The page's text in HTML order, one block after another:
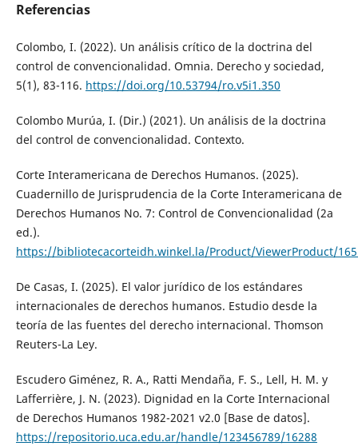
Referencias
Colombo, I. (2022). Un análisis crítico de la doctrina del
control de convencionalidad. Omnia. Derecho y sociedad,
5(1), 83-116. https://doi.org/10.53794/ro.v5i1.350
Colombo Murúa, I. (Dir.) (2021). Un análisis de la doctrina
del control de convencionalidad. Contexto.
Corte Interamericana de Derechos Humanos. (2025).
Cuadernillo de Jurisprudencia de la Corte Interamericana de
Derechos Humanos No. 7: Control de Convencionalidad (2a
ed.).
https://bibliotecacorteidh.winkel.la/Product/ViewerProduct/
De Casas, I. (2025). El valor jurídico de los estándares
internacionales de derechos humanos. Estudio desde la
teoría de las fuentes del derecho internacional. Thomson
Reuters-La Ley.
Escudero Giménez, R. A., Ratti Mendaña, F. S., Lell, H. M. y
Lafferrière, J. N. (2023). Dignidad en la Corte Internacional
de Derechos Humanos 1982-2021 v2.0 [Base de datos].
https://repositorio.uca.edu.ar/handle/123456789/16288